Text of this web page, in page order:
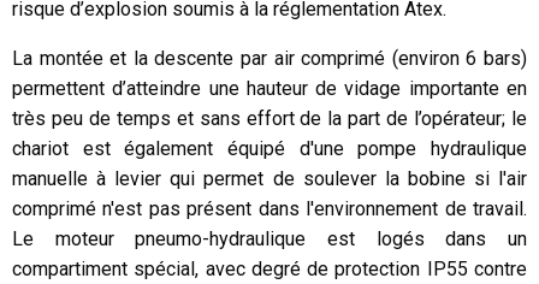
risque d’explosion soumis à la réglementation Atex.
La montée et la descente par air comprimé (environ 6 bars)
permettent d’atteindre une hauteur de vidage importante en
très peu de temps et sans effort de la part de l’opérateur; le
chariot est également équipé d'une pompe hydraulique
manuelle à levier qui permet de soulever la bobine si l'air
comprimé n'est pas présent dans l'environnement de travail.
Le moteur pneumo-hydraulique est logés dans un
compartiment spécial, avec degré de protection IP55 contre